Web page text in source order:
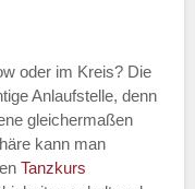
oder im Kreis? Die
Anlaufstelle, denn
gleichermaßen
kann man
Tanzkurs